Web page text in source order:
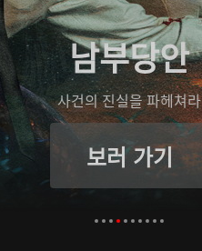
남부당안
사건의 진실을 파헤쳐라
보러 가기